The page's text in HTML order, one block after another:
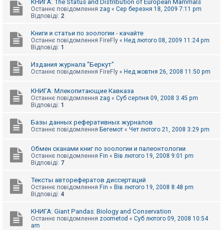
КНИГА: The Status and Distribution of European Mammals
Останнє повідомлення zag « Сер березня 18, 2009 7:11 pm
Відповіді: 2
Книги и статьи по зоологии - качайте
Останнє повідомлення FireFly « Нед лютого 08, 2009 11:24 pm
Відповіді: 1
Издания журнала "Беркут"
Останнє повідомлення FireFly « Нед жовтня 26, 2008 11:50 pm
КНИГА: Млекопитающие Кавказа
Останнє повідомлення zag « Суб серпня 09, 2008 3:45 pm
Відповіді: 1
Базы данных реферативных журналов
Останнє повідомлення Бегемот « Чет лютого 21, 2008 3:29 pm
Обмен сканами книг по зоологии и палеонтологии
Останнє повідомлення Fin « Вів лютого 19, 2008 9:01 pm
Відповіді: 7
Тексты авторефератов диссертаций
Останнє повідомлення Fin « Вів лютого 19, 2008 8:48 pm
Відповіді: 4
КНИГА: Giant Pandas: Biology and Conservation
Останнє повідомлення zoometod « Суб лютого 09, 2008 10:54
am